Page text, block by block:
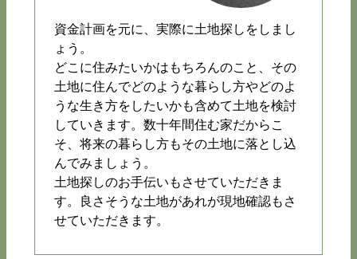
資金計画を元に、実際に土地探しをしまし
ょう。
どこに住みたいかはもちろんのこと、その
土地に住んでどのような暮らし方やどのよ
うな生き方をしたいかも含めて土地を検討
していきます。数十年間住む家だからこ
そ、将来の暮らし方もその土地に落とし込
んでみましょう。
土地探しのお手伝いもさせていただきま
す。良さそうな土地があれが現地確認もさ
せていただきます。